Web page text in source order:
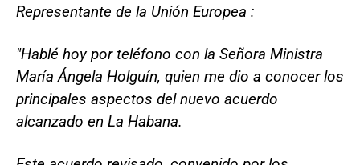
Representante de la Unión Europea :
"Hablé hoy por teléfono con la Señora Ministra
María Ángela Holguín, quien me dio a conocer los
principales aspectos del nuevo acuerdo
alcanzado en La Habana.